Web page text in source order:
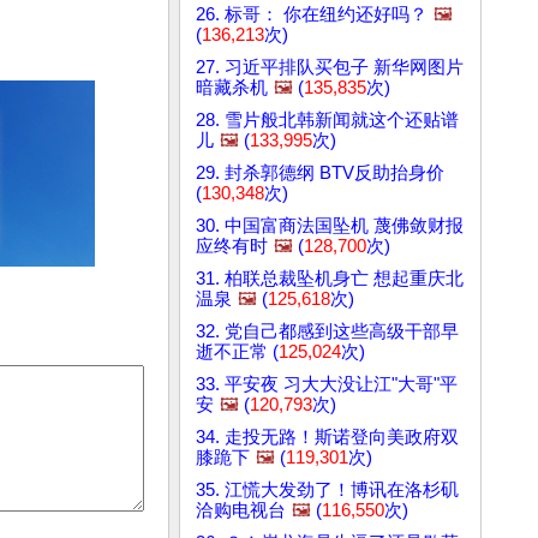
26. 标哥： 你在纽约还好吗？ 🖼️
(136,213次)
27. 习近平排队买包子 新华网图片
暗藏杀机 🖼️ (135,835次)
28. 雪片般北韩新闻就这个还贴谱
儿 🖼️ (133,995次)
29. 封杀郭德纲 BTV反助抬身价
(130,348次)
30. 中国富商法国坠机 蔑佛敛财报
应终有时 🖼️ (128,700次)
31. 柏联总裁坠机身亡 想起重庆北
温泉 🖼️ (125,618次)
32. 党自己都感到这些高级干部早
逝不正常 (125,024次)
33. 平安夜 习大大没让江"大哥"平
安 🖼️ (120,793次)
34. 走投无路！斯诺登向美政府双
膝跪下 🖼️ (119,301次)
35. 江慌大发劲了！博讯在洛杉矶
洽购电视台 🖼️ (116,550次)